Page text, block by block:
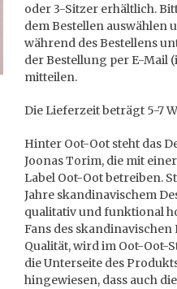
oder 3-Sitzer erhältlich.
dem Bestellen auswählen
während des Bestellens
der Bestellung per E-Mail
mitteilen.
Die Lieferzeit beträgt 5-7
Hinter Oot-Oot steht das
Joonas Torim, die mit
Label Oot-Oot betreiben.
Jahre skandinavischem
qualitativ und funktional
Fans des
Qualität, wird im Oot-Oot-
die Unterseite des
hingewiesen, dass auch